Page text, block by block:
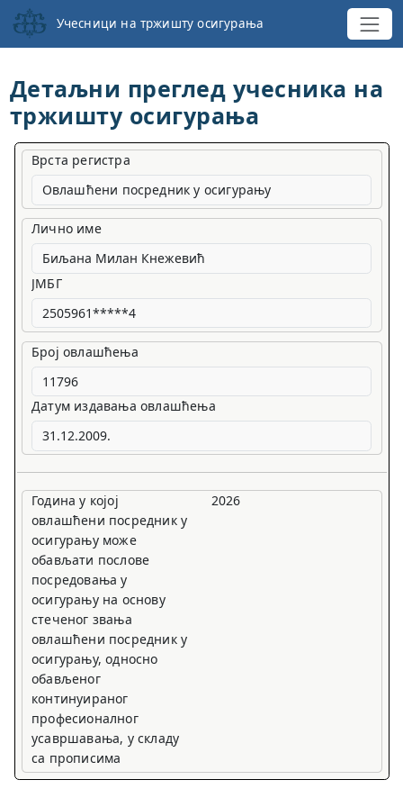
Учесници на тржишту осигурања
Детаљни преглед учесника на
тржишту осигурања
Врста регистра
Овлашћени посредник у осигурању
Лично име
ЈМБГ
Број овлашћења
Датум издавања овлашћења
Година у којој
овлашћени посредник у
осигурању може
обављати послове
посредовања у
осигурању на основу
стеченог звања
овлашћени посредник у
осигурању, односно
обављеног
континуираног
професионалног
усавршавања, у складу
са прописима
2026